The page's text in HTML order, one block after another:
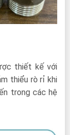
thiết kế với
thiểu rò rỉ khi
trong các hệ